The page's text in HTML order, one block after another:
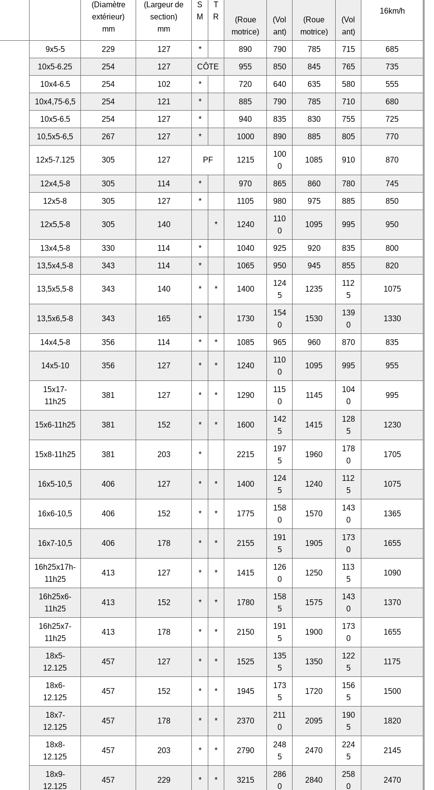
(Diamètre
extérieur)
mm
(Largeur de
section)
mm
S
M
T
R
16km/h
(Roue
motrice)
(Vol
ant)
(Roue
motrice)
(Vol
ant)
9x5-5 229 127 * 890 790 785 715 685
10x5-6.25 254 127 CÔTE 955 850 845 765 735
10x4-6.5 254 102 * 720 640 635 580 555
10x4,75-6,5 254 121 * 885 790 785 710 680
10x5-6.5 254 127 * 940 835 830 755 725
10,5x5-6,5 267 127 * 1000 890 885 805 770
12x5-7.125 305 127 PF 1215
100
0
1085 910 870
12x4,5-8 305 114 * 970 865 860 780 745
12x5-8 305 127 * 1105 980 975 885 850
12x5,5-8 305 140 * 1240
110
0
1095 995 950
13x4,5-8 330 114 * 1040 925 920 835 800
13,5x4,5-8 343 114 * 1065 950 945 855 820
13,5x5,5-8 343 140 * * 1400
124
5
1235
112
5
1075
13,5x6,5-8 343 165 * 1730
154
0
1530
139
0
1330
14x4,5-8 356 114 * * 1085 965 960 870 835
14x5-10 356 127 * * 1240
110
0
1095 995 955
15x17-
11h25
381 127 * * 1290
115
0
1145
104
0
995
15x6-11h25 381 152 * * 1600
142
5
1415
128
5
1230
15x8-11h25 381 203 * 2215
197
5
1960
178
0
1705
16x5-10,5 406 127 * * 1400
124
5
1240
112
5
1075
16x6-10,5 406 152 * * 1775
158
0
1570
143
0
1365
16x7-10,5 406 178 * * 2155
191
5
1905
173
0
1655
16h25x17h-
11h25
413 127 * * 1415
126
0
1250
113
5
1090
16h25x6-
11h25
413 152 * * 1780
158
5
1575
143
0
1370
16h25x7-
11h25
413 178 * * 2150
191
5
1900
173
0
1655
18x5-
12.125
457 127 * * 1525
135
5
1350
122
5
1175
18x6-
12.125
457 152 * * 1945
173
5
1720
156
5
1500
18x7-
12.125
457 178 * * 2370
211
0
2095
190
5
1820
18x8-
12.125
457 203 * * 2790
248
5
2470
224
5
2145
18x9-
12.125
457 229 * * 3215
286
0
2840
258
0
2470